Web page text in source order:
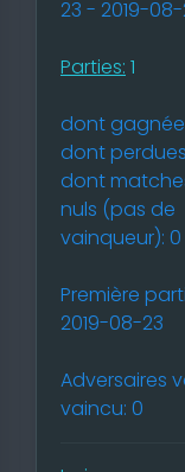
23 - 2019-
Parties: 1
dont
dont
dont
nuls (pas de
vainqueur): 0
Première
2019-08-23
Adversaires
vaincu: 0